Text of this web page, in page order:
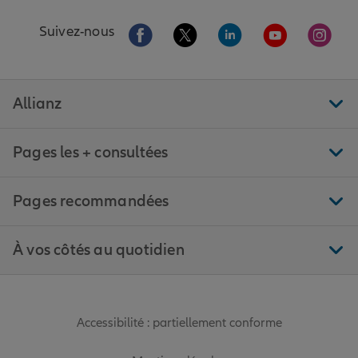
Suivez-nous Aller sur la page Facebook de Allianz
Aller sur la page Twitter de
Aller sur la page
Aller sur la
Aller
Allianz
Pages les + consultées
Pages recommandées
À vos côtés au quotidien
Accessibilité : partiellement conforme